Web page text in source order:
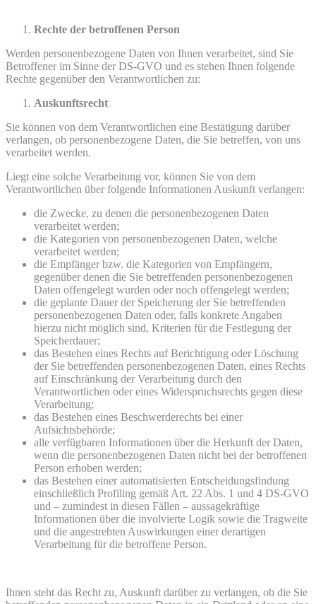
Rechte der betroffenen Person
Werden personenbezogene Daten von Ihnen verarbeitet, sind Sie
Betroffener im Sinne der DS-GVO und es stehen Ihnen folgende
Rechte gegenüber den Verantwortlichen zu:
Auskunftsrecht
Sie können von dem Verantwortlichen eine Bestätigung darüber
verlangen, ob personenbezogene Daten, die Sie betreffen, von uns
verarbeitet werden.
Liegt eine solche Verarbeitung vor, können Sie von dem
Verantwortlichen über folgende Informationen Auskunft verlangen:
die Zwecke, zu denen die personenbezogenen Daten
verarbeitet werden;
die Kategorien von personenbezogenen Daten, welche
verarbeitet werden;
die Empfänger bzw. die Kategorien von Empfängern,
gegenüber denen die Sie betreffenden personenbezogenen
Daten offengelegt wurden oder noch offengelegt werden;
die geplante Dauer der Speicherung der Sie betreffenden
personenbezogenen Daten oder, falls konkrete Angaben
hierzu nicht möglich sind, Kriterien für die Festlegung der
Speicherdauer;
das Bestehen eines Rechts auf Berichtigung oder Löschung
der Sie betreffenden personenbezogenen Daten, eines Rechts
auf Einschränkung der Verarbeitung durch den
Verantwortlichen oder eines Widerspruchsrechts gegen diese
Verarbeitung;
das Bestehen eines Beschwerderechts bei einer
Aufsichtsbehörde;
alle verfügbaren Informationen über die Herkunft der Daten,
wenn die personenbezogenen Daten nicht bei der betroffenen
Person erhoben werden;
das Bestehen einer automatisierten Entscheidungsfindung
einschließlich Profiling gemäß Art. 22 Abs. 1 und 4 DS-GVO
und – zumindest in diesen Fällen – aussagekräftige
Informationen über die involvierte Logik sowie die Tragweite
und die angestrebten Auswirkungen einer derartigen
Verarbeitung für die betroffene Person.
Ihnen steht das Recht zu, Auskunft darüber zu verlangen, ob die Sie